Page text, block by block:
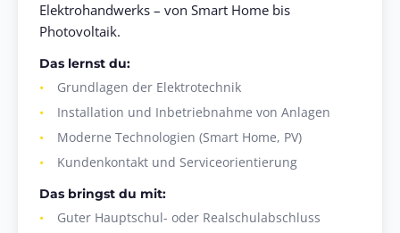
Elektrohandwerks – von Smart Home bis
Photovoltaik.
Das lernst du:
Grundlagen der Elektrotechnik
Installation und Inbetriebnahme von Anlagen
Moderne Technologien (Smart Home, PV)
Kundenkontakt und Serviceorientierung
Das bringst du mit:
Guter Hauptschul- oder Realschulabschluss